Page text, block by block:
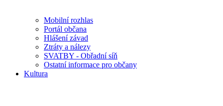
Mobilní rozhlas
Portál občana
Hlášení závad
Ztráty a nálezy
SVATBY - Obřadní síň
Ostatní informace pro občany
Kultura